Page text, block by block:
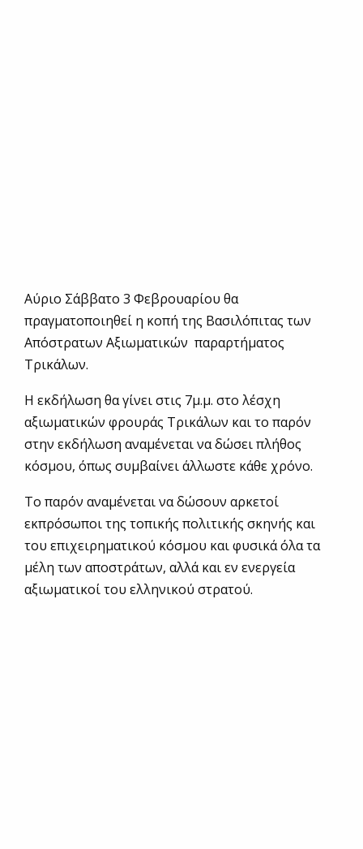
Αύριο Σάββατο 3 Φεβρουαρίου θα
πραγματοποιηθεί η κοπή της Βασιλόπιτας των
Απόστρατων Αξιωματικών παραρτήματος
Τρικάλων.
Η εκδήλωση θα γίνει στις 7μ.μ. στο λέσχη
αξιωματικών φρουράς Τρικάλων και το παρόν
στην εκδήλωση αναμένεται να δώσει πλήθος
κόσμου, όπως συμβαίνει άλλωστε κάθε χρόνο.
Το παρόν αναμένεται να δώσουν αρκετοί
εκπρόσωποι της τοπικής πολιτικής σκηνής και
του επιχειρηματικού κόσμου και φυσικά όλα τα
μέλη των αποστράτων, αλλά και εν ενεργεία
αξιωματικοί του ελληνικού στρατού.